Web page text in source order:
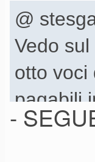
@
Vedo
otto voci
pagabili
Potevo
-